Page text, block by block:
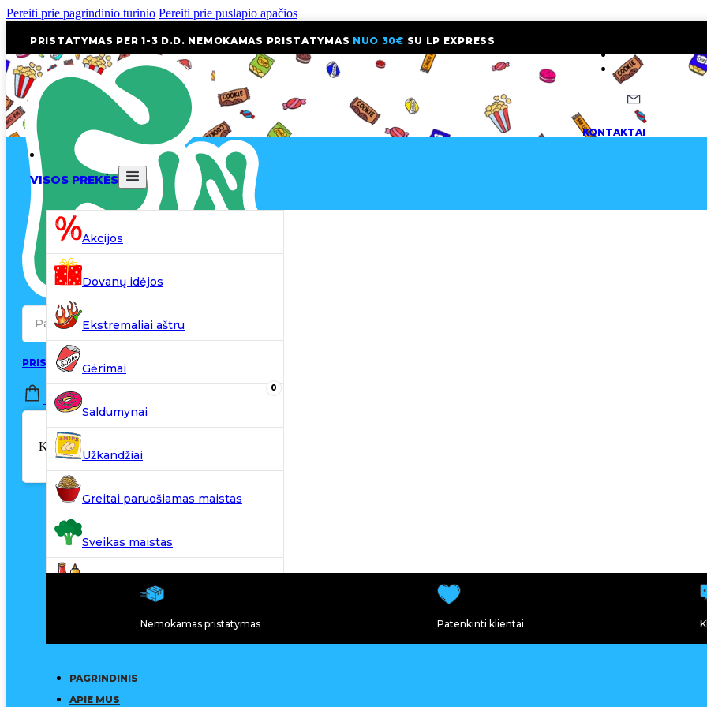
Pereiti prie pagrindinio turinio Pereiti prie puslapio apačios
PRISTATYMAS PER 1-3 D.D. NEMOKAMAS PRISTATYMAS NUO 30€ SU LP EXPRESS
KONTAKTAI
Search
PRISIJUNGTI / REGISTRUOTIS
0,00€
Krepšelyje nėra produktų.
0
VISOS PREKĖS
Akcijos
Dovanų idėjos
Ekstremaliai aštru
Gėrimai
Saldumynai
Užkandžiai
Greitai paruošiamas maistas
Sveikas maistas
Kiti produktai
Nemokamas pristatymas Patenkinti klientai
PAGRINDINIS
APIE MUS